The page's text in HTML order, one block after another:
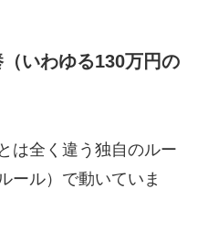
いわゆる130万円の
は全く違う独自のルー
ール）で動いていま